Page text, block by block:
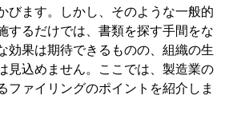
びます。しかし、そのような一般的
するだけでは、書類を探す手間をな
効果は期待できるものの、組織の生
見込めません。ここでは、製造業の
ファイリングのポイントを紹介しま